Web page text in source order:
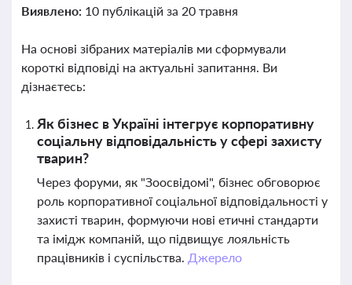
Виявлено: 10 публікацій за 20 травня
На основі зібраних матеріалів ми сформували
короткі відповіді на актуальні запитання. Ви
дізнаєтесь:
Як бізнес в Україні інтегрує корпоративну
соціальну відповідальність у сфері захисту
тварин?
Через форуми, як "Зоосвідомі", бізнес обговорює
роль корпоративної соціальної відповідальності у
захисті тварин, формуючи нові етичні стандарти
та імідж компаній, що підвищує лояльність
працівників і суспільства. Джерело